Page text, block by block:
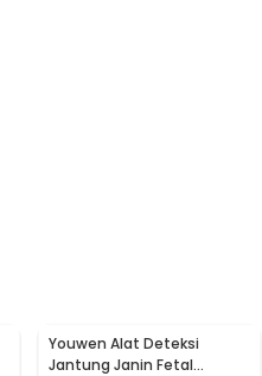
Youwen Alat Deteksi
Jantung Janin Fetal